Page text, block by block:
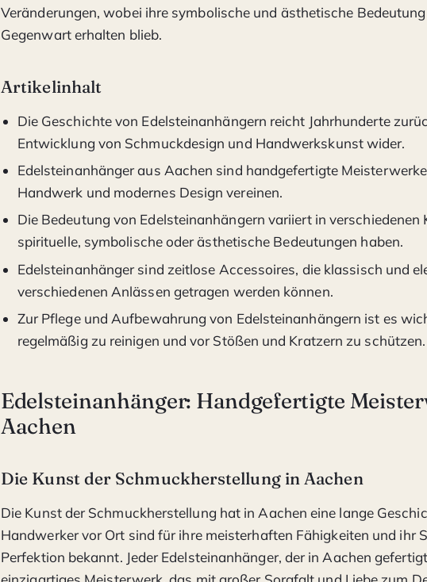
Veränderungen, wobei ihre symbolische und ästhetische
Gegenwart erhalten blieb.
Artikelinhalt
Die Geschichte von Edelsteinanhängern reicht Jahrhunderte
Entwicklung von Schmuckdesign und Handwerkskunst wider.
Edelsteinanhänger aus Aachen sind handgefertigte
Handwerk und modernes Design vereinen.
Die Bedeutung von Edelsteinanhängern variiert in verschiedenen
spirituelle, symbolische oder ästhetische Bedeutungen haben.
Edelsteinanhänger sind zeitlose Accessoires, die klassisch und
verschiedenen Anlässen getragen werden können.
Zur Pflege und Aufbewahrung von Edelsteinanhängern ist es
regelmäßig zu reinigen und vor Stößen und Kratzern zu schützen.
Edelsteinanhänger: Handgefertigte
Aachen
Die Kunst der Schmuckherstellung in Aachen
Die Kunst der Schmuckherstellung hat in Aachen eine lange
Handwerker vor Ort sind für ihre meisterhaften Fähigkeiten und ihr
Perfektion bekannt. Jeder Edelsteinanhänger, der in Aachen